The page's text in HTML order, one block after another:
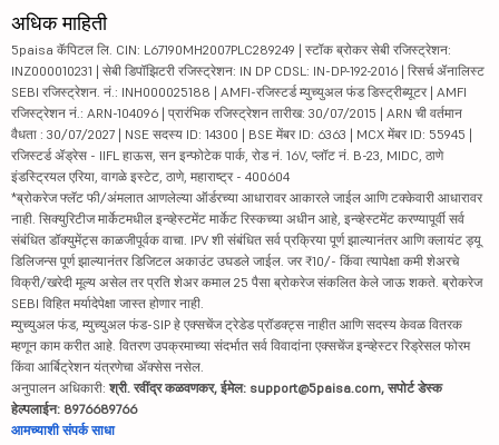
अधिक माहिती
5paisa कॅपिटल लि. CIN: L67190MH2007PLC289249 | स्टॉक ब्रोकर सेबी रजिस्ट्रेशन:
INZ000010231 | सेबी डिपॉझिटरी रजिस्ट्रेशन: IN DP CDSL: IN-DP-192-2016 | रिसर्च ॲनालिस्ट
SEBI रजिस्ट्रेशन. नं.: INH000025188 | AMFI-रजिस्टर्ड म्युच्युअल फंड डिस्ट्रीब्यूटर | AMFI
रजिस्ट्रेशन नं.: ARN-104096 | प्रारंभिक रजिस्ट्रेशन तारीख: 30/07/2015 | ARN ची वर्तमान
वैधता : 30/07/2027 | NSE सदस्य ID: 14300 | BSE मेंबर ID: 6363 | MCX मेंबर ID: 55945 |
रजिस्टर्ड ॲड्रेस - IIFL हाऊस, सन इन्फोटेक पार्क, रोड नं. 16V, प्लॉट नं. B-23, MIDC, ठाणे
इंडस्ट्रियल एरिया, वागळे इस्टेट, ठाणे, महाराष्ट्र - 400604
*ब्रोकरेज फ्लॅट फी/अंमलात आणलेल्या ऑर्डरच्या आधारावर आकारले जाईल आणि टक्केवारी आधारावर
नाही. सिक्युरिटीज मार्केटमधील इन्व्हेस्टमेंट मार्केट रिस्कच्या अधीन आहे, इन्व्हेस्टमेंट करण्यापूर्वी सर्व
संबंधित डॉक्युमेंट्स काळजीपूर्वक वाचा. IPV शी संबंधित सर्व प्रक्रिया पूर्ण झाल्यानंतर आणि क्लायंट ड्यू
डिलिजन्स पूर्ण झाल्यानंतर डिजिटल अकाउंट उघडले जाईल. जर ₹10/- किंवा त्यापेक्षा कमी शेअरचे
विक्री/खरेदी मूल्य असेल तर प्रति शेअर कमाल 25 पैसा ब्रोकरेज संकलित केले जाऊ शकते. ब्रोकरेज
SEBI विहित मर्यादेपेक्षा जास्त होणार नाही.
म्युच्युअल फंड, म्युच्युअल फंड-SIP हे एक्सचेंज ट्रेडेड प्रॉडक्ट्स नाहीत आणि सदस्य केवळ वितरक
म्हणून काम करीत आहे. वितरण उपक्रमाच्या संदर्भात सर्व विवादांना एक्सचेंज इन्व्हेस्टर रिड्रेसल फोरम
किंवा आर्बिट्रेशन यंत्रणेचा ॲक्सेस नसेल.
अनुपालन अधिकारी: श्री. रवींद्र कळवणकर, ईमेल: support@5paisa.com, सपोर्ट डेस्क
हेल्पलाईन: 8976689766
आमच्याशी संपर्क साधा